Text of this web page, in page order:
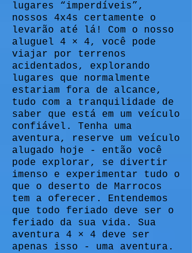
lugares “imperdíveis”,
nossos 4x4s certamente o
levarão até lá! Com o nosso
aluguel 4 × 4, você pode
viajar por terrenos
acidentados, explorando
lugares que normalmente
estariam fora de alcance,
tudo com a tranquilidade de
saber que está em um veículo
confiável. Tenha uma
aventura, reserve um veículo
alugado hoje - então você
pode explorar, se divertir
imenso e experimentar tudo o
que o deserto de Marrocos
tem a oferecer. Entendemos
que todo feriado deve ser o
feriado da sua vida. Sua
aventura 4 × 4 deve ser
apenas isso - uma aventura.